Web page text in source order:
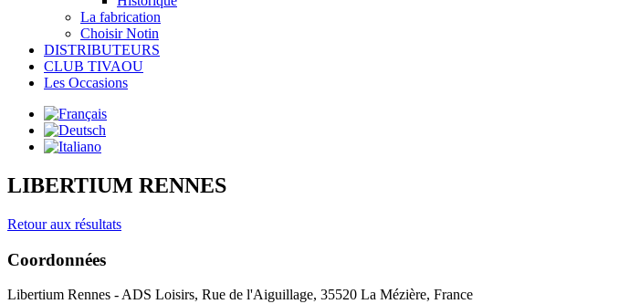
La fabrication
Choisir Notin
DISTRIBUTEURS
CLUB TIVAOU
Les Occasions
LIBERTIUM RENNES
Retour aux résultats
Coordonnées
Libertium Rennes - ADS Loisirs, Rue de l'Aiguillage, 35520 La Mézière, France